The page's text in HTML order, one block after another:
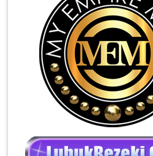
PEKERJAAN(0)
SERVIS(17)
KEPERLUAN(16)